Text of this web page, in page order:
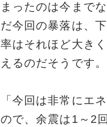
ったのは今までな
今回の暴落は、下
はそれほど大きく
るのだそうです。
今回は非常にエネ
で、余震は1～2